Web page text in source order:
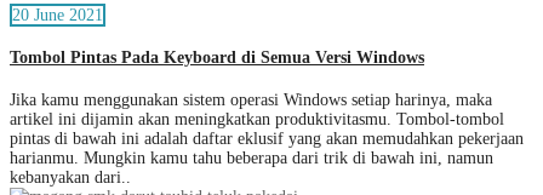
20 June 2021
Tombol Pintas Pada Keyboard di Semua Versi Windows
Jika kamu menggunakan sistem operasi Windows setiap harinya, maka
artikel ini dijamin akan meningkatkan produktivitasmu. Tombol-tombol
pintas di bawah ini adalah daftar eklusif yang akan memudahkan pekerjaan
harianmu. Mungkin kamu tahu beberapa dari trik di bawah ini, namun
kebanyakan dari..